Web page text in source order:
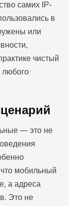
самих IP-
в
или
чистый
любого
— это не
мобильный
а адреса
Это не